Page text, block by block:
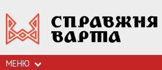
МЕНЮ